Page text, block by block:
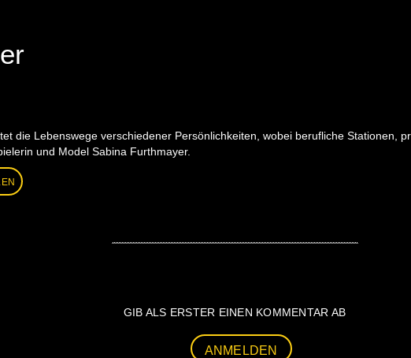
die Lebenswege verschiedener Persönlichkeiten, wobei berufliche Stationen,
und Model Sabina Furthmayer.
GIB ALS ERSTER EINEN KOMMENTAR AB
ANMELDEN